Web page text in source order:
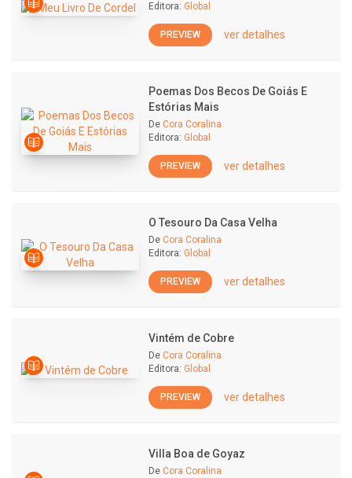
Editora: Global
PREVIEW ver detalhes
Poemas Dos Becos De Goiás E
Estórias Mais
De Cora Coralina
Editora: Global
PREVIEW ver detalhes
O Tesouro Da Casa Velha
De Cora Coralina
Editora: Global
PREVIEW ver detalhes
Vintém de Cobre
De Cora Coralina
Editora: Global
PREVIEW ver detalhes
Villa Boa de Goyaz
De Cora Coralina